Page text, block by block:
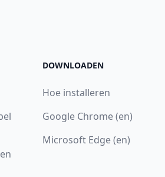
DOWNLOADEN
Hoe installeren
Google Chrome (en)
Microsoft Edge (en)